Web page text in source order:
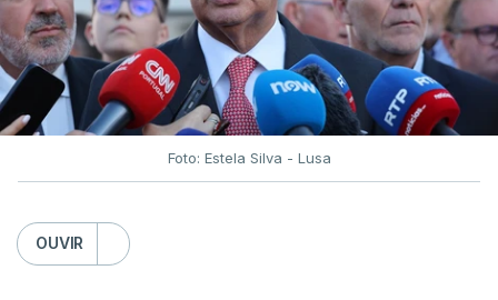
Foto: Estela Silva - Lusa
OUVIR